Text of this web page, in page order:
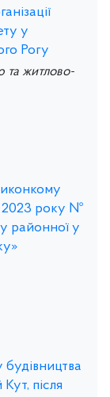
у
Рогу
та житлово-
2023 року №
районної у
після